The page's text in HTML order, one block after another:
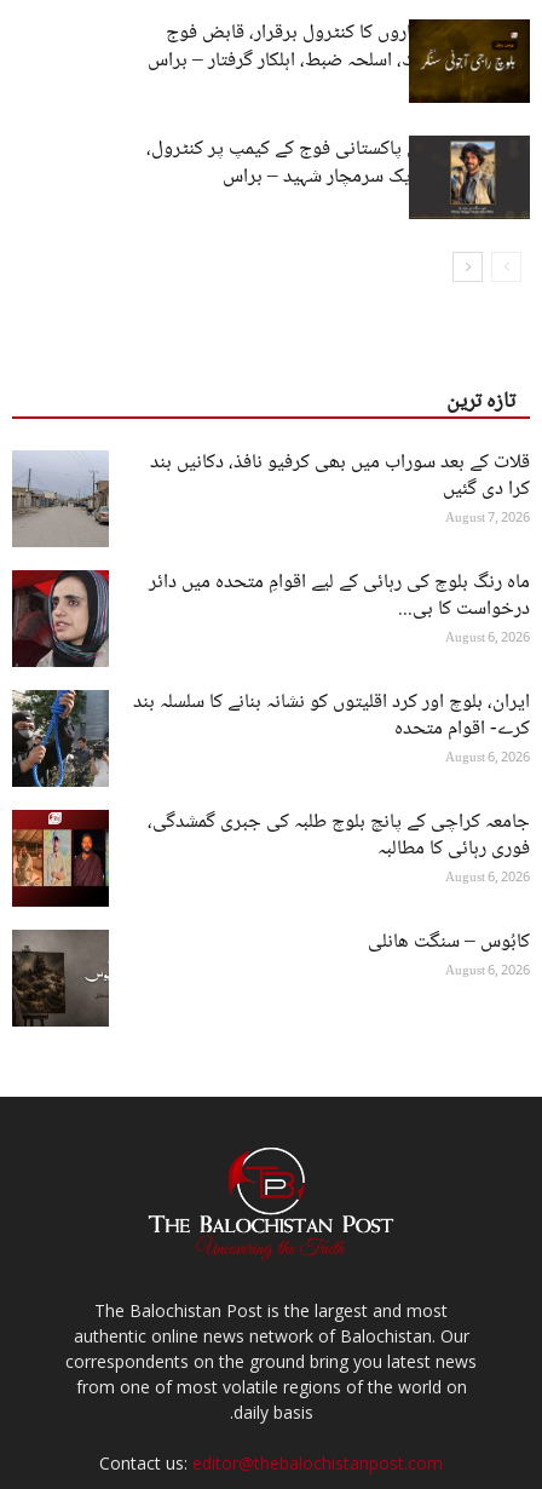
زہری میں سرمچاروں کا کنٹرول برقرار، قابض فوج
کے 37 اہلکار ہلاک، اسلحہ ضبط، اہلکار گرفتار – براس
گوران میں قابض پاکستانی فوج کے کیمپ پر کنٹرول،
تازہ ترین
قلات کے بعد سوراب میں بھی کرفیو نافذ، دکانیں بند
کرا دی گئیں
August 7, 2026
ماہ رنگ بلوچ کی رہائی کے لیے اقوامِ متحدہ میں دائر
درخواست کا بی...
August 6, 2026
ایران، بلوچ اور کرد اقلیتوں کو نشانہ بنانے کا سلسلہ بند
کرے- اقوام متحدہ
August 6, 2026
جامعہ کراچی کے پانچ بلوچ طلبہ کی جبری گمشدگی،
فوری رہائی کا مطالبہ
August 6, 2026
کابُوس – سنگت ھانلی
August 6, 2026
The Balochistan Post is the largest and most
authentic online news network of Balochistan. Our
correspondents on the ground bring you latest news
from one of most volatile regions of the world on
daily basis.
Contact us: editor@thebalochistanpost.com